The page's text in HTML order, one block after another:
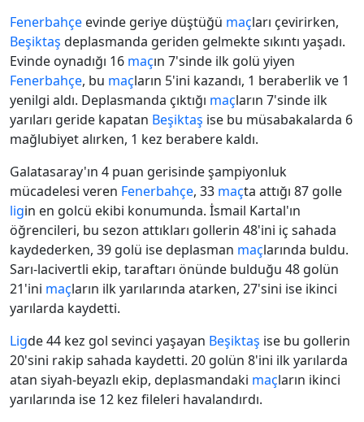
Fenerbahçe evinde geriye düştüğü maçları çevirirken,
Beşiktaş deplasmanda geriden gelmekte sıkıntı yaşadı.
Evinde oynadığı 16 maçın 7'sinde ilk golü yiyen
Fenerbahçe, bu maçların 5'ini kazandı, 1 beraberlik ve 1
yenilgi aldı. Deplasmanda çıktığı maçların 7'sinde ilk
yarıları geride kapatan Beşiktaş ise bu müsabakalarda 6
mağlubiyet alırken, 1 kez berabere kaldı.
Galatasaray'ın 4 puan gerisinde şampiyonluk
mücadelesi veren Fenerbahçe, 33 maçta attığı 87 golle
ligin en golcü ekibi konumunda. İsmail Kartal'ın
öğrencileri, bu sezon attıkları gollerin 48'ini iç sahada
kaydederken, 39 golü ise deplasman maçlarında buldu.
Sarı-lacivertli ekip, taraftarı önünde bulduğu 48 golün
21'ini maçların ilk yarılarında atarken, 27'sini ise ikinci
yarılarda kaydetti.
Ligde 44 kez gol sevinci yaşayan Beşiktaş ise bu gollerin
20'sini rakip sahada kaydetti. 20 golün 8'ini ilk yarılarda
atan siyah-beyazlı ekip, deplasmandaki maçların ikinci
yarılarında ise 12 kez fileleri havalandırdı.